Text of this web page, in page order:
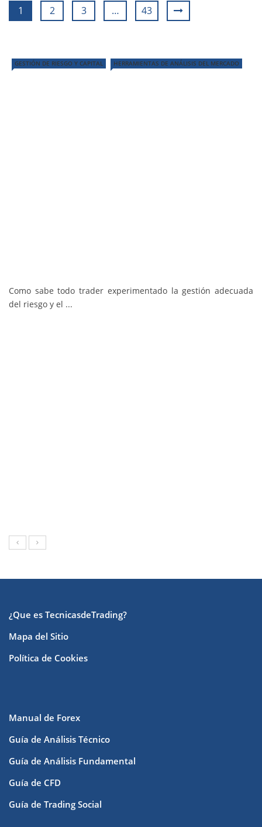
1 2 3 … 43
GESTIÓN DE RIESGO Y CAPITAL HERRAMIENTAS DE ANÁLISIS DEL MERCADO
Como sabe todo trader experimentado la gestión adecuada
del riesgo y el ...
¿Que es TecnicasdeTrading?
Mapa del Sitio
Política de Cookies
Manual de Forex
Guía de Análisis Técnico
Guía de Análisis Fundamental
Guía de CFD
Guía de Trading Social